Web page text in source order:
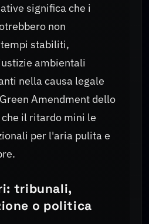
significa che i
non
stabiliti,
ambientali
nella causa legale
Amendment dello
il ritardo mini le
per l'aria pulita e
tribunali,
o politica